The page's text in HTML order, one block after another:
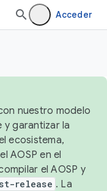
Acceder
nuestro modelo
y garantizar la
ecosistema,
AOSP en el
el AOSP y
release . La